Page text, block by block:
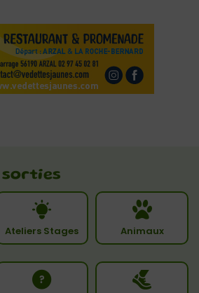
sorties
Ateliers Stages Animaux